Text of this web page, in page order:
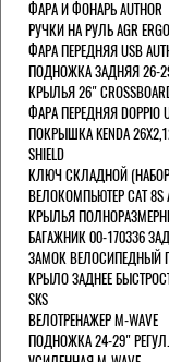
ФАРА И ФОНАРЬ AUTHOR
РУЧКИ НА РУЛЬ AGR
ФАРА ПЕРЕДНЯЯ USB
ПОДНОЖКА ЗАДНЯЯ 26-
КРЫЛЬЯ 26"
ФАРА ПЕРЕДНЯЯ DOPPIO
ПОКРЫШКА KENDA
SHIELD
КЛЮЧ СКЛАДНОЙ (НАБОР)
ВЕЛОКОМПЬЮТЕР CAT 8S
КРЫЛЬЯ
БАГАЖНИК 00-170336
ЗАМОК ВЕЛОСИПЕДНЫЙ
КРЫЛО ЗАДНЕЕ
SKS
ВЕЛОТРЕНАЖЕР M-WAVE
ПОДНОЖКА 24-29"